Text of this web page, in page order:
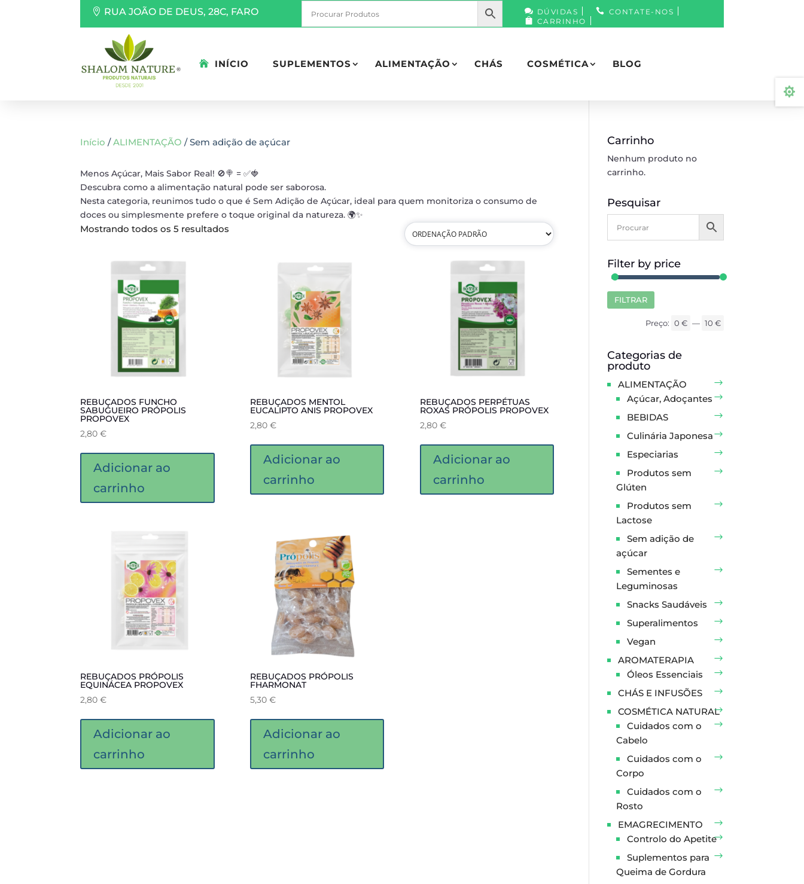
RUA JOÃO DE DEUS, 28C, FARO DÚVIDAS
CONTATE-NOS
CARRINHO
INÍCIO SUPLEMENTOS ALIMENTAÇÃO CHÁS COSMÉTICA BLOG
Início /ALIMENTAÇÃO / Sem adição de açúcar
Menos Açúcar, Mais Sabor Real! 🚫🍭 = ✅🍓
Descubra como a alimentação natural pode ser saborosa.
Nesta categoria, reunimos tudo o que é Sem Adição de Açúcar, ideal para quem monitoriza o consumo de
doces ou simplesmente prefere o toque original da natureza. 🌍✨
Mostrando todos os 5 resultados
REBUÇADOS FUNCHO
SABUGUEIRO PRÓPOLIS
PROPOVEX
2,80€
Adicionar ao
carrinho
REBUÇADOS MENTOL
EUCALIPTO ANIS PROPOVEX
2,80 €
Adicionar ao
carrinho
REBUÇADOS PERPÉTUAS
ROXAS PRÓPOLIS PROPOVEX
2,80 €
Adicionar ao
carrinho
REBUÇADOS PRÓPOLIS
EQUINÁCEA PROPOVEX
2,80€
Adicionar ao
carrinho
REBUÇADOS PRÓPOLIS
FHARMONAT
5,30 €
Adicionar ao
carrinho
Carrinho
Nenhum produto no
carrinho.
Pesquisar
Filter by price
FILTRAR
Preço: 0 € — 10 €
Categorias de
produto
ALIMENTAÇÃO
Açúcar, Adoçantes
BEBIDAS
Culinária Japonesa
Especiarias
Produtos sem
Glúten
Produtos sem
Lactose
Sem adição de
açúcar
Sementes e
Leguminosas
Snacks Saudáveis
Superalimentos
Vegan
AROMATERAPIA
Óleos Essenciais
CHÁS E INFUSÕES
COSMÉTICA NATURAL
Cuidados com o
Cabelo
Cuidados com o
Corpo
Cuidados com o
Rosto
EMAGRECIMENTO
Controlo do Apetite
Suplementos para
Queima de Gordura
